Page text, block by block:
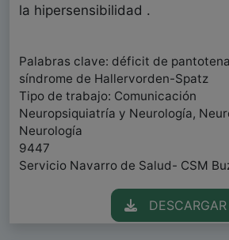
la hipersensibilidad .
Palabras clave: déficit de
síndrome de Hallervorden-Spatz
Tipo de trabajo: Comunicación
Neuropsiquiatría y Neurología,
Neurología
9447
Servicio Navarro de Salud- CSM
DESCARGAR